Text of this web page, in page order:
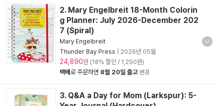
2. Mary Engelbreit 18-Month Colorin
g Planner: July 2026-December 202
7 (Spiral)
Mary Engelbreit
Thunder Bay Press
2026년 05월
24,890원 (18% 할인 / 1,250원)
택배로 주문하면 8월 20일 출고 변경
3. Q&A a Day for Mom (Larkspur): 5-